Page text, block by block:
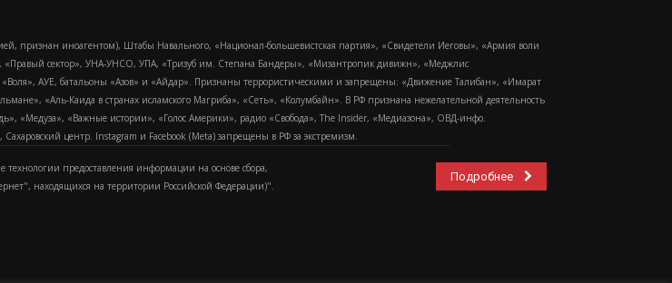
признан иноагентом), Штабы Навального, «Национал-большевистская партия», «Свидетели Иеговы», «Армия воли
сектор», УНА-УНСО, УПА, «Тризуб им. Степана Бандеры», «Мизантропик дивижн», «Меджлис
«Воля», АУЕ, батальоны «Азов» и «Айдар». Признаны террористическими и запрещены: «Движение Талибан», «Имарат
«Аль-Каида в странах исламского Магриба», «Сеть», «Колумбайн». В РФ признана нежелательной деятельность
«Медуза», «Важные истории», «Голос Америки», радио «Свобода», The Insider, «Медиазона», ОВД-инфо.
центр. Instagram и Facebook (Metа) запрещены в РФ за экстремизм.
предоставления информации на основе сбора,
находящихся на территории Российской Федерации)".
Подробнее